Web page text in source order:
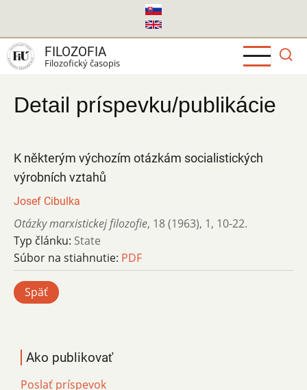
hlavný
obsah
FILOZOFIA
Filozofický časopis
Detail príspevku/publikácie
K některým výchozím otázkám socialistických
výrobních vztahů
Josef Cibulka
Otázky marxistickej filozofie, 18 (1963), 1, 10-22.
Typ článku: State
Súbor na stiahnutie: PDF
Späť
Ako publikovať
Poslať príspevok